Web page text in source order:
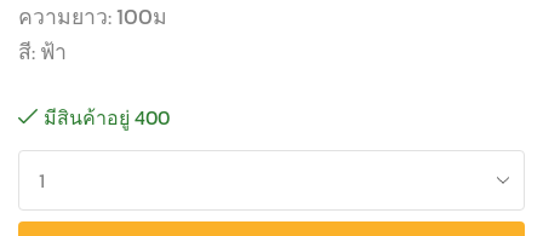
ความยาว: 100ม
สี: ฟ้า
มีสินค้าอยู่ 400